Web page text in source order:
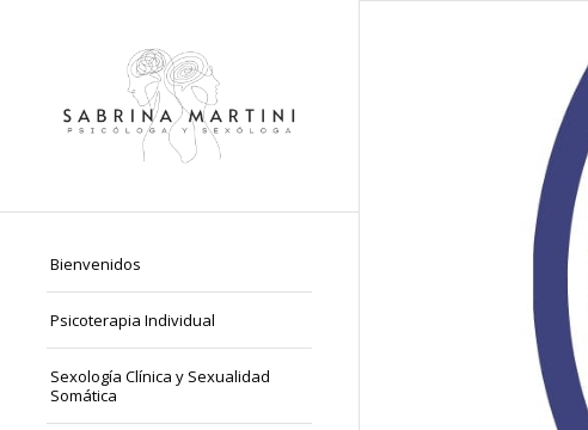
Bienvenidos
Psicoterapia Individual
Sexología Clínica y Sexualidad
Somática